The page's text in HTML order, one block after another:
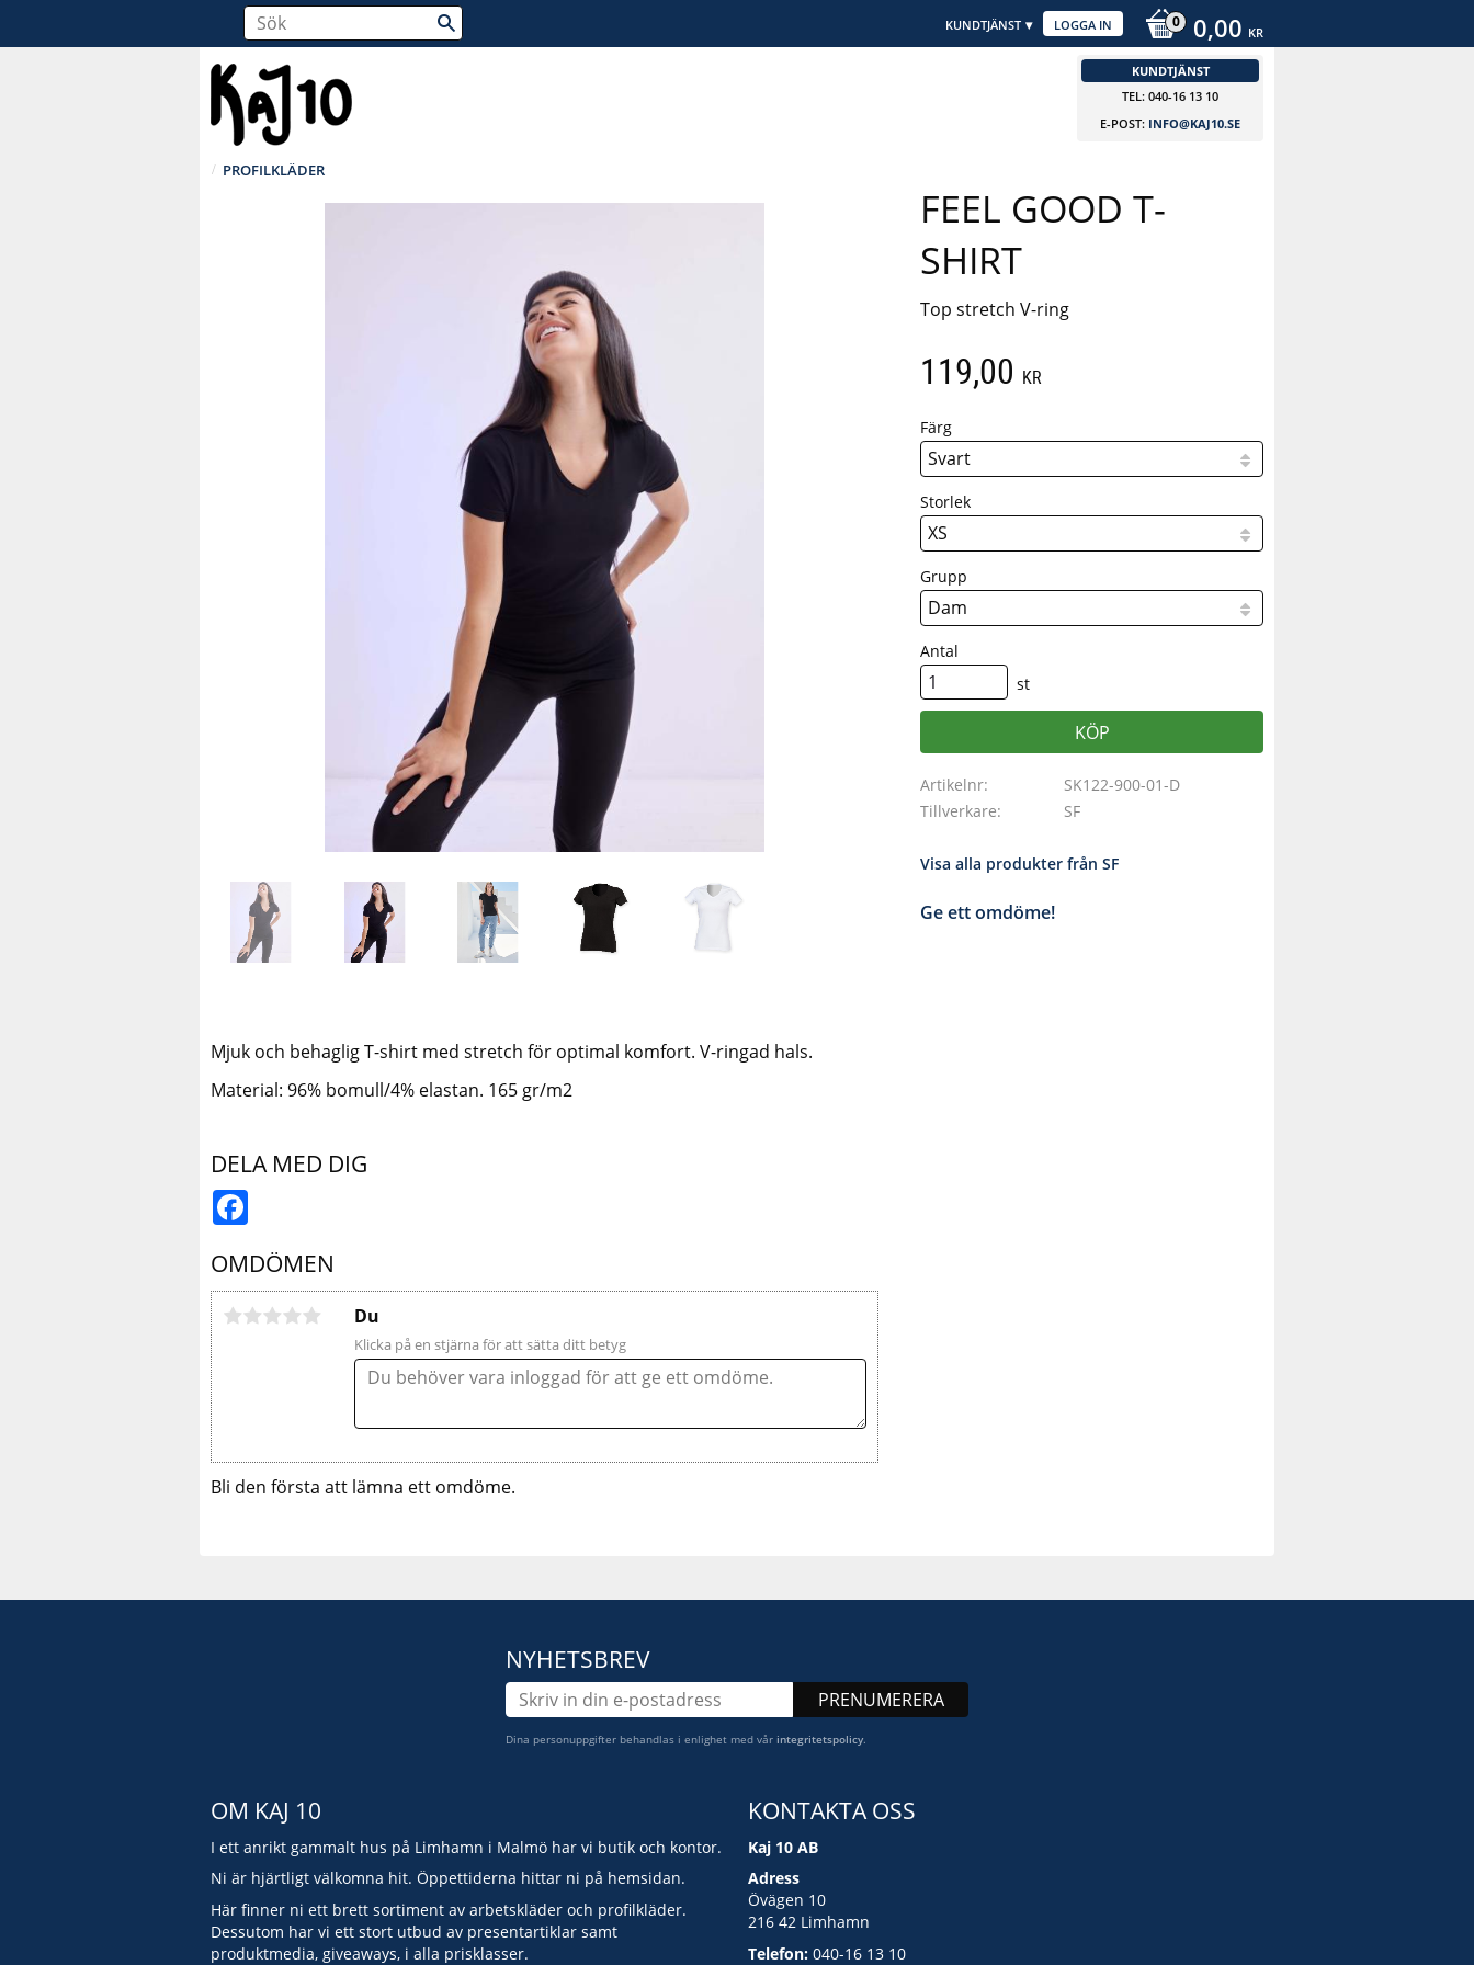
0,00 KR
LOGGA IN
KUNDTJÄNST
KUNDTJÄNST
TEL: 040-16 13 10
E-POST: INFO@KAJ10.SE
PROFILKLÄDER
FEEL GOOD T-
SHIRT
Top stretch V-ring
119,00 KR
Färg
Storlek
Grupp
Antal
st
KÖP
Artikelnr
SK122-900-01-D
Tillverkare
SF
Visa alla produkter från SF
Ge ett omdöme!
Mjuk och behaglig T-shirt med stretch för optimal komfort. V-ringad hals.
Material: 96% bomull/4% elastan. 165 gr/m2
DELA MED DIG
OMDÖMEN
Du
Klicka på en stjärna för att sätta ditt betyg
Bli den första att lämna ett omdöme.
NYHETSBREV
PRENUMERERA
Dina personuppgifter behandlas i enlighet med vår integritetspolicy.
OM KAJ 10
I ett anrikt gammalt hus på Limhamn i Malmö har vi butik och kontor.
Ni är hjärtligt välkomna hit. Öppettiderna hittar ni på hemsidan.
Här finner ni ett brett sortiment av arbetskläder och profilkläder.
Dessutom har vi ett stort utbud av presentartiklar samt
produktmedia, giveaways, i alla prisklasser.
KONTAKTA OSS
Kaj 10 AB
Adress
Övägen 10
216 42 Limhamn
Telefon: 040-16 13 10